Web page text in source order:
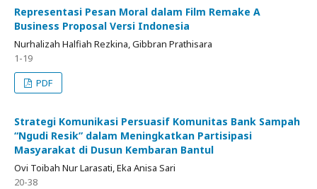
Representasi Pesan Moral dalam Film Remake A
Business Proposal Versi Indonesia
Nurhalizah Halfiah Rezkina, Gibbran Prathisara
1-19
PDF
Strategi Komunikasi Persuasif Komunitas Bank Sampah
“Ngudi Resik” dalam Meningkatkan Partisipasi
Masyarakat di Dusun Kembaran Bantul
Ovi Toibah Nur Larasati, Eka Anisa Sari
20-38